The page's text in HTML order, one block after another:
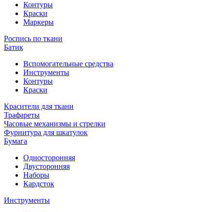
Контуры
Краски
Маркеры
Роспись по ткани
Батик
Вспомогательные средства
Инструменты
Контуры
Краски
Красители для ткани
Трафареты
Часовые механизмы и стрелки
Фурнитура для шкатулок
Бумага
Односторонняя
Двусторонняя
Наборы
Кардсток
Инструменты